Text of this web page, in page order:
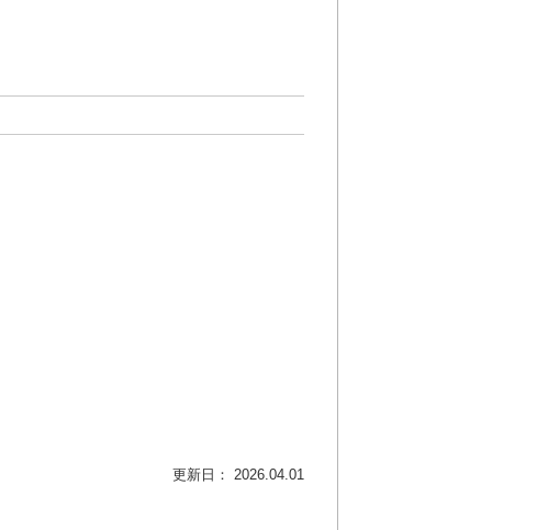
更新日： 2026.04.01